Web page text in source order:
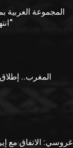
المجموعة
المغرب..
غروسي: الاتفاق مع